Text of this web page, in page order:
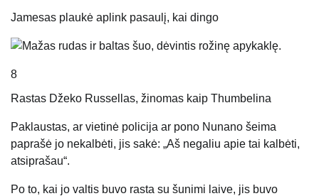
Jamesas plaukė aplink pasaulį, kai dingo
8
Rastas Džeko Russellas, žinomas kaip Thumbelina
Paklaustas, ar vietinė policija ar pono Nunano šeima
paprašė jo nekalbėti, jis sakė: „Aš negaliu apie tai kalbėti,
atsiprašau“.
Po to, kai jo valtis buvo rasta su šunimi laive, jis buvo